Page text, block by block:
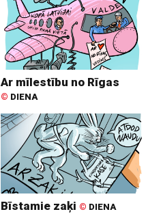
Ar mīlestību no Rīgas
© DIENA
Bīstamie zaķi © DIENA